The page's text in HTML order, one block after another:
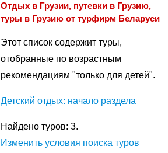
Отдых в Грузии, путевки в Грузию,
туры в Грузию от турфирм Беларуси
Этот список содержит туры,
отобранные по возрастным
рекомендациям "только для детей".
Детский отдых: начало раздела
Найдено туров: 3.
Изменить условия поиска туров